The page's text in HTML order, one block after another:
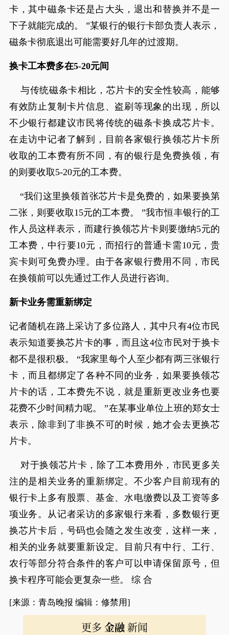
卡，其中磁条卡还是占大头，退出和替换并不是一
下子就能完成的。 ”某银行的银行卡部负责人表示，
磁条卡彻底退出可能需要好几年的过渡期。
换卡工本费多在5-20元间
与传统磁条卡相比，芯片卡的安全性较高，能够
有效防止复制卡片信息、盗刷等现象的出现，所以
不少银行都建议市民将传统的磁条卡换成芯片卡。
在走访中记者了解到，目前各家银行换领芯片卡所
收取的工本费有所不同，有的银行是免费换领，有
的则要收取5-20元的工本费。
“我们这里换领首张芯片卡是免费的，如果要换第
二张，则要收取15元的工本费。 ”我市恒丰银行的工
作人员这样表示，而建行换领芯片卡则要缴纳5元的
工本费，中行要10元，而招行的普通卡需10元，贵
宾卡则可免费办理。由于各家银行费用不同，市民
在换领前可以先通过工作人员进行咨询。
新卡业务需重新绑定
记者随机在路上采访了多位路人，其中只有4位市民
表示知道要换芯片卡的事，而且这4位市民对于换卡
都不是很积极。 “我家里每个人至少都有两三张银行
卡，而且都绑定了各种不同的业务，如果要换领芯
片卡的话，工本费先不说，就是重新更改业务也要
花费不少时间精力呢。 ”在某事业单位上班的郑女士
表示，除非到了非换不可的时候，她才会去更换芯
片卡。
对于换领芯片卡，除了工本费用外，市民更多关
注的是相关业务的重新绑定。不少客户目前现有的
银行卡上多有股票、基金、水电缴费以及工资等多
项业务。从记者采访的多家银行来看，多数银行更
换芯片卡后，号码也会随之发生改变，这样一来，
相关的业务就要重新设定。目前只有中行、工行、
农行等部分符合条件的客户可以申请保留原号，但
换卡程序可能会更复杂一些。 综 合
[来源：青岛晚报 编辑：修禁用]
更多 金融新闻